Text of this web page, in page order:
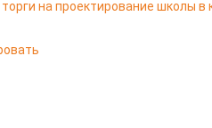
на проектирование школы в